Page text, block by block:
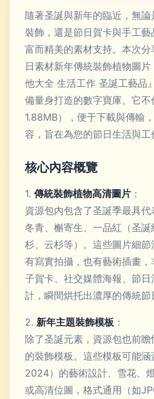
隨著圣誕與新年的臨近，無
裝飾，還是節日賀卡與手工
富而精美的素材支持。本次
日素材新年傳統裝飾植物圖
他大全 生活工作 圣誕工藝品
備量身打造的數字寶庫。它
1.88MB），便于下載與傳輸
容，旨在為您的節日生活與工
核心內容概覽
1. 傳統裝飾植物高清圖片 ：
資源包內包含了圣誕季最具
冬青、槲寄生、一品紅（圣
杉、云杉等）。這些圖片細
有寫實拍攝，也有藝術插畫
子賀卡、社交媒體海報、節
計，瞬間烘托出濃厚的傳統節
2. 新年主題裝飾模板 ：
除了圣誕元素，資源包也前
的裝飾模板。這些模板可能
2024）的藝術設計、雪花、
或高清位圖，格式通用（如